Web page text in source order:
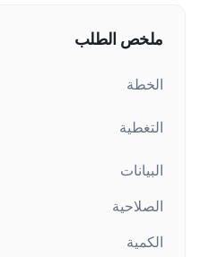
ملخص الطلب
الخطة
التغطية
البيانات
الصلاحية
الكمية